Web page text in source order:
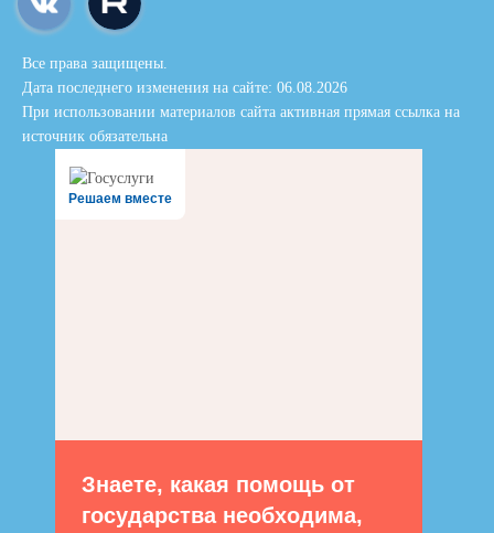
Все права защищены.
Дата последнего изменения на сайте: 06.08.2026
При использовании материалов сайта активная прямая ссылка на
источник обязательна
Решаем вместе
Знаете, какая помощь от
государства необходима,